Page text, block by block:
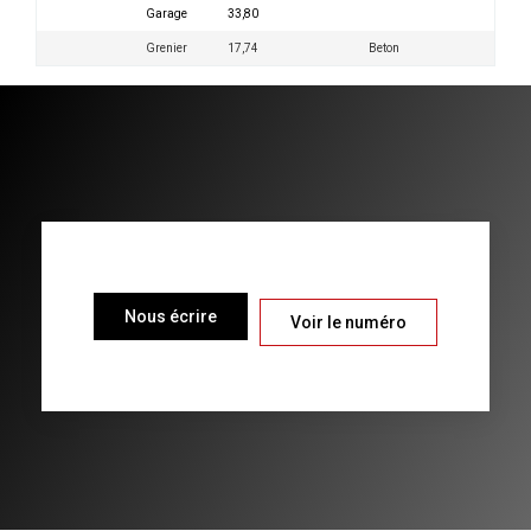
Garage 33,80
Grenier 17,74 Beton
Nous écrire Voir le numéro